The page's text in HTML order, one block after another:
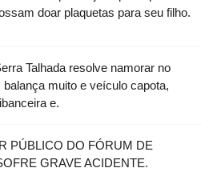
doar plaquetas para seu filho.
Talhada resolve namorar no
muito e veículo capota,
e.
PÚBLICO DO FÓRUM DE
GRAVE ACIDENTE.